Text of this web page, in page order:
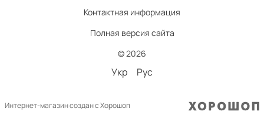
Контактная информация
Полная версия сайта
© 2026
Укр Рус
Интернет-магазин создан с Хорошоп